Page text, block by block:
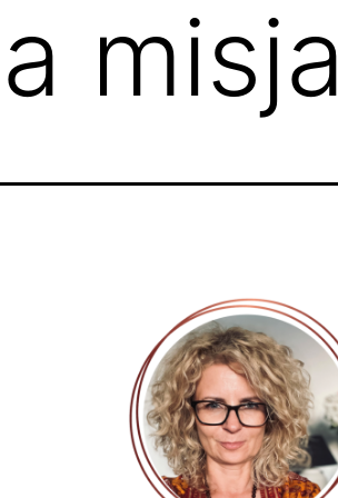
misja